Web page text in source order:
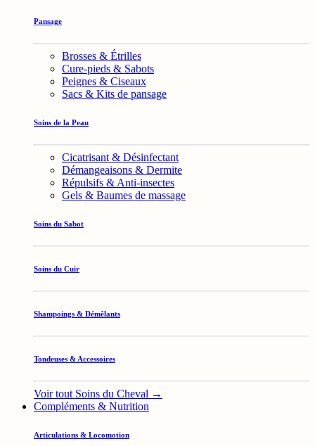
Pansage
Brosses & Étrilles
Cure-pieds & Sabots
Peignes & Ciseaux
Sacs & Kits de pansage
Soins de la Peau
Cicatrisant & Désinfectant
Démangeaisons & Dermite
Répulsifs & Anti-insectes
Gels & Baumes de massage
Soins du Sabot
Soins du Cuir
Shampoings & Démêlants
Tondeuses & Accessoires
Voir tout Soins du Cheval →
Compléments & Nutrition
Articulations & Locomotion